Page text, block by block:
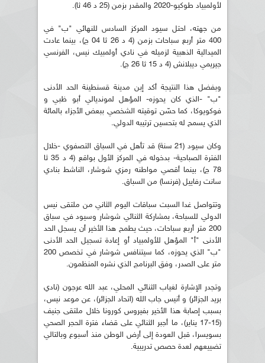
لأولمبياد طوكيو-2020 والمقدر بزمن (25 د 46 ثا).
من جهته، احتل سيود المركز السادس للنهائي "ب" في
400 متر أربع سباحات بزمن (4 د 26 ثا 04 ج)، بينما عادت
الميدالية الذهبية لزميله في نادي أولمبيك نيس، الفرنسي
جيريمي ديبلانش (4 د 15 ثا 26 ج).
وبفضل هذا النتيجة أكد إبن مدينة قسنطينة الحد الأدنى
"ب" -الذي كان يحوزه- المؤهل لمونديالي أبو ظبي و
فوكويوكا، كما حسّن توقيته الشخصي ببعض الأجزاء بالمائة
الذي يسمح له بتحسين ترتيبه الدولي.
وكان سيود (21 سنة) قد تأهل في السباق التصفوي -خلال
الفترة الصباحية- بدخوله في المركز الأول بواقع (4 د 35 ثا
78 ج)، بينما أقصي مواطنه رمزي شوشار، الناشط بنادي
سانت رفاييل (فرنسا) من السباق.
وتتواصل غدا السبت سباقات اليوم الثاني من ملتقى نيس
الدولي للسباحة، بمشاركة الثنائي شوشار وسيود في سباق
200 متر أربع سباحات، حيث يطمح هذا الأخير أن يسجل الحد
الأدنى "أ" المؤهل للأولمبياد أو إعادة تسجيل الحد الأدنى
"ب" الذي يحوزه، كما سيتنافس شوشار في تخصص 200
متر على الصدر، وفق البرنامج الذي نشره المنظمون.
وتجدر الإشارة لغياب الثنائي المحلي، عبد الله عرجون (نادي
بريد الجزائر) و أنيس جاب الله (اتحاد الجزائر)، عن موعد نيس،
بسبب إصابة هذا الأخير بفيروس كورونا خلال ملتقى جنيف
(15-17 يناير)، ما أجبر الثنائي على قضاء فترة الحجر الصحي
بسويسرا، قبل العودة إلى أرض الوطن منذ أسبوع وبالتالي
تضييعهم لعدة حصص تدريبية.